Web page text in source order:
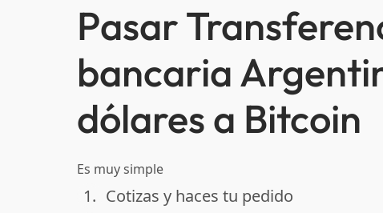
Pasar
bancaria
dólares a Bitcoin
Es muy simple
done
1. Cotizas y haces tu pedido